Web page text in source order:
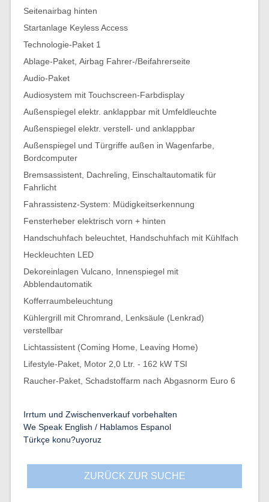
Seitenairbag hinten
Startanlage Keyless Access
Technologie-Paket 1
Ablage-Paket, Airbag Fahrer-/Beifahrerseite
Audio-Paket
Audiosystem mit Touchscreen-Farbdisplay
Außenspiegel elektr. anklappbar mit Umfeldleuchte
Außenspiegel elektr. verstell- und anklappbar
Außenspiegel und Türgriffe außen in Wagenfarbe,
Bordcomputer
Bremsassistent, Dachreling, Einschaltautomatik für
Fahrlicht
Fahrassistenz-System: Müdigkeitserkennung
Fensterheber elektrisch vorn + hinten
Handschuhfach beleuchtet, Handschuhfach mit Kühlfach
Heckleuchten LED
Dekoreinlagen Vulcano, Innenspiegel mit
Abblendautomatik
Kofferraumbeleuchtung
Kühlergrill mit Chromrand, Lenksäule (Lenkrad)
verstellbar
Lichtassistent (Coming Home, Leaving Home)
Lifestyle-Paket, Motor 2,0 Ltr. - 162 kW TSI
Raucher-Paket, Schadstoffarm nach Abgasnorm Euro 6
Irrtum und Zwischenverkauf vorbehalten
We Speak English / Hablamos Espanol
Türkçe konu?uyoruz
ZURÜCK ZUR SUCHE